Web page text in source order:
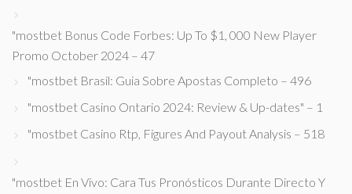
"mostbet Bonus Code Forbes: Up To $1, 000 New Player
Promo October 2024 – 47
"mostbet Brasil: Guia Sobre Apostas Completo – 496
"mostbet Casino Ontario 2024: Review & Up-dates" – 1
"mostbet Casino Rtp, Figures And Payout Analysis – 518
"mostbet En Vivo: Cara Tus Pronósticos Durante Directo Y